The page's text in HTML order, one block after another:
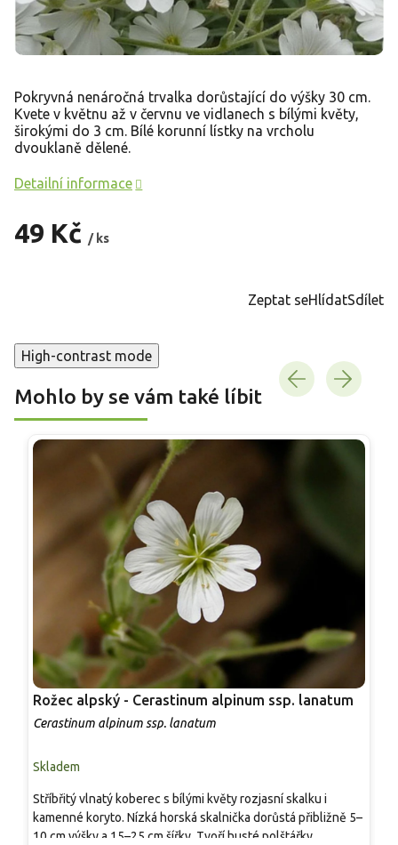
49 Kč / ks
Pokryvná nenáročná trvalka dorůstající do výšky 30 cm.
Kvete v květnu až v červnu ve vidlanech s bílými květy,
širokými do 3 cm. Bílé korunní lístky na vrcholu
dvouklaně dělené.
Detailní informace
Zeptat seHlídatSdílet
High-contrast mode
Mohlo by se vám také líbit
Rožec alpský - Cerastinum alpinum ssp. lanatum
Cerastinum alpinum ssp. lanatum
Skladem
Stříbřitý vlnatý koberec s bílými květy rozjasní skalku i
kamenné koryto. Nízká horská skalnička dorůstá přibližně 5–
10 cm výšky a 15–25 cm šířky. Tvoří husté polštářky